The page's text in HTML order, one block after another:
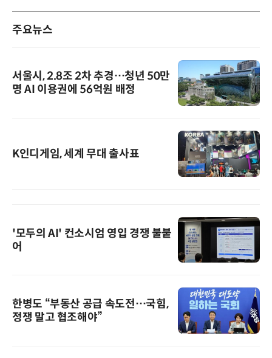
주요뉴스
서울시, 2.8조 2차 추경…청년 50만
명 AI 이용권에 56억원 배정
K인디게임, 세계 무대 출사표
'모두의 AI' 컨소시엄 영입 경쟁 불붙
어
한병도 “부동산 공급 속도전…국힘,
정쟁 말고 협조해야”